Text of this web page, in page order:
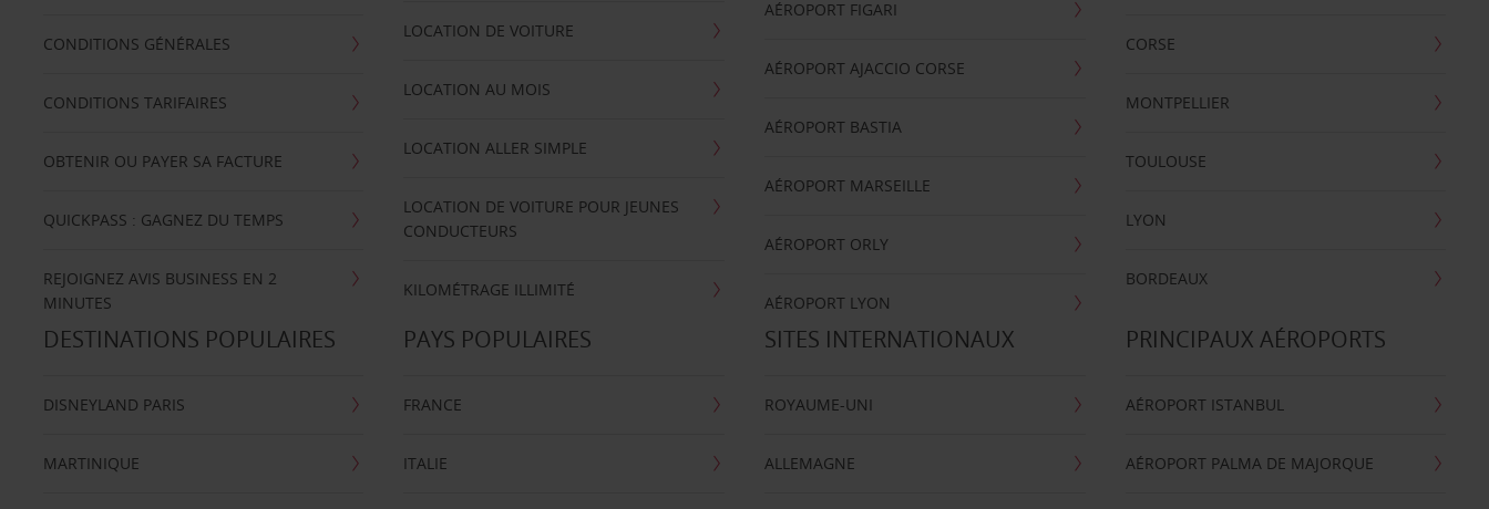
CONDITIONS GÉNÉRALES
CONDITIONS TARIFAIRES
OBTENIR OU PAYER SA FACTURE
QUICKPASS : GAGNEZ DU TEMPS
REJOIGNEZ AVIS BUSINESS EN 2
MINUTES
LOCATION DE VOITURE
LOCATION AU MOIS
LOCATION ALLER SIMPLE
LOCATION DE VOITURE POUR JEUNES
CONDUCTEURS
KILOMÉTRAGE ILLIMITÉ
AÉROPORT FIGARI
AÉROPORT AJACCIO CORSE
AÉROPORT BASTIA
AÉROPORT MARSEILLE
AÉROPORT ORLY
AÉROPORT LYON
CORSE
MONTPELLIER
TOULOUSE
LYON
BORDEAUX
DESTINATIONS POPULAIRES
DISNEYLAND PARIS
MARTINIQUE
PAYS POPULAIRES
FRANCE
ITALIE
SITES INTERNATIONAUX
ROYAUME-UNI
ALLEMAGNE
PRINCIPAUX AÉROPORTS
AÉROPORT ISTANBUL
AÉROPORT PALMA DE MAJORQUE